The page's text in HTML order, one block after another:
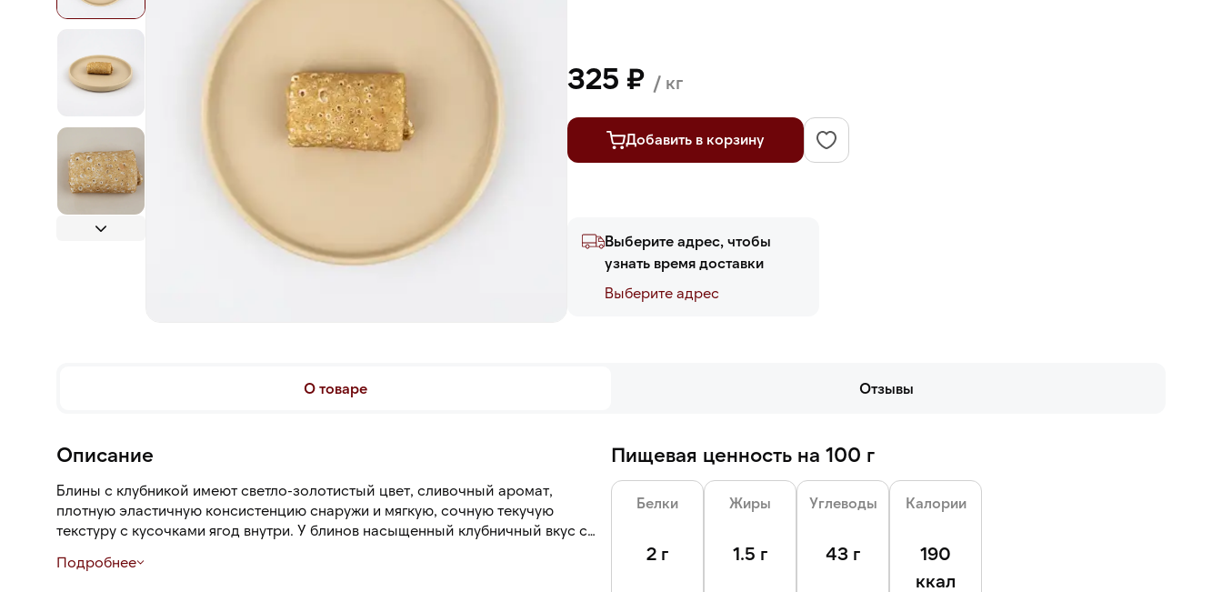
325 ₽ / кг
Добавить в корзину
Выберите адрес, чтобы
узнать время доставки
Выберите адреc
О товаре Отзывы
Описание
Блины с клубникой имеют светло-золотистый цвет, сливочный аромат,
плотную эластичную консистенцию снаружи и мягкую, сочную текучую
текстуру с кусочками ягод внутри. У блинов насыщенный клубничный вкус с
Подробнее
Пищевая ценность на 100 г
Белки
2 г
Жиры
1.5 г
Углеводы
43 г
Калории
190
ккал